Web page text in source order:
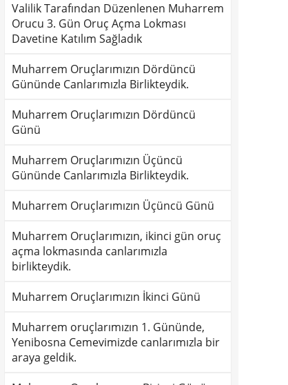
Valilik Tarafından Düzenlenen Muharrem
Orucu 3. Gün Oruç Açma Lokması
Davetine Katılım Sağladık
Muharrem Oruçlarımızın Dördüncü
Gününde Canlarımızla Birlikteydik.
Muharrem Oruçlarımızın Dördüncü
Günü
Muharrem Oruçlarımızın Üçüncü
Gününde Canlarımızla Birlikteydik.
Muharrem Oruçlarımızın Üçüncü Günü
Muharrem Oruçlarımızın, ikinci gün oruç
açma lokmasında canlarımızla
birlikteydik.
Muharrem Oruçlarımızın İkinci Günü
Muharrem oruçlarımızın 1. Gününde,
Yenibosna Cemevimizde canlarımızla bir
araya geldik.